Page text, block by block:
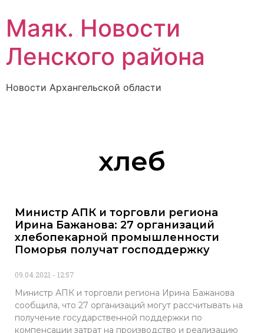
Маяк. Новости
Ленского района
Новости Архангельской области
хлеб
Министр АПК и торговли региона
Ирина Бажанова: 27 организаций
хлебопекарной промышленности
Поморья получат господдержку
09.04.2021 12:57
Министр АПК и торговли региона Ирина Бажанова
сообщила, что 27 организаций могут рассчитывать на
получение государственной поддержки по
компенсации затрат на производство и реализацию